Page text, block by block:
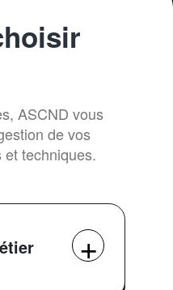
ASCND vous
de vos
techniques.